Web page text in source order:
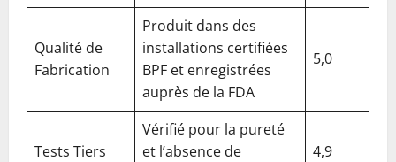
Qualité de
Fabrication
Produit dans des
installations certifiées
BPF et enregistrées
auprès de la FDA
5,0
Tests Tiers
Vérifié pour la pureté
et l’absence de
4,9